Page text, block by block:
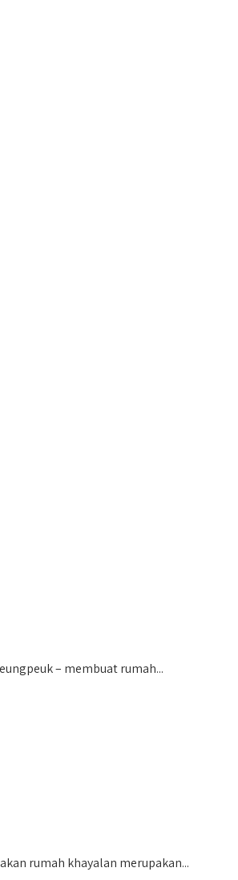
– membuat rumah...
rumah khayalan merupakan...